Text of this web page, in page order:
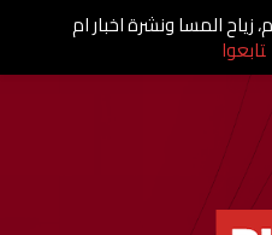
زياح المسا ونشرة اخبار ام
تابعوا